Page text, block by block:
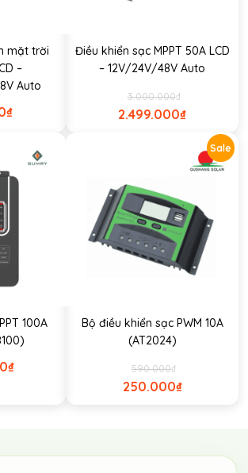
mặt trời
–
Auto
₫
Điều khiển sạc MPPT 50A LCD
– 12V/24V/48V Auto
₫
3.000.000
₫
2.499.000
100A
₫
Sale
Bộ điều khiển sạc PWM 10A
(AT2024)
₫
590.000
₫
250.000